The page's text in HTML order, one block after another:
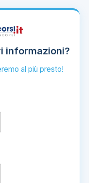
informazioni?
al più presto!